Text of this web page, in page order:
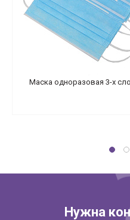
Маска одноразовая 3-х
Нужна